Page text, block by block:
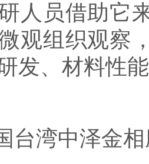
人员借助它
观组织观察
发、材料性
湾中泽金相